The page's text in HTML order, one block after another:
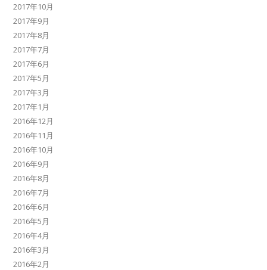
2017年10月
2017年9月
2017年8月
2017年7月
2017年6月
2017年5月
2017年3月
2017年1月
2016年12月
2016年11月
2016年10月
2016年9月
2016年8月
2016年7月
2016年6月
2016年5月
2016年4月
2016年3月
2016年2月